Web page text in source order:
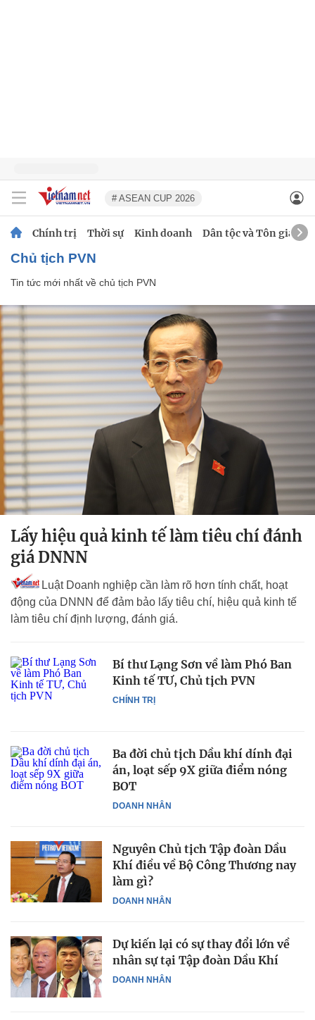
# ASEAN CUP 2026
Chính trị Thời sự Kinh doanh Dân tộc và Tôn giáo
chủ tịch PVN
Tin tức mới nhất về chủ tịch PVN
Lấy hiệu quả kinh tế làm tiêu chí đánh
giá DNNN
Luật Doanh nghiệp cần làm rõ hơn tính chất, hoạt
động của DNNN để đảm bảo lấy tiêu chí, hiệu quả kinh tế
làm tiêu chí định lượng, đánh giá.
CHÍNH TRỊ
Bí thư Lạng Sơn về làm Phó Ban
Kinh tế TƯ, Chủ tịch PVN
DOANH NHÂN
Ba đời chủ tịch Dầu khí dính đại
án, loạt sếp 9X giữa điểm nóng
BOT
DOANH NHÂN
Nguyên Chủ tịch Tập đoàn Dầu
Khí điều về Bộ Công Thương nay
làm gì?
DOANH NHÂN
Dự kiến lại có sự thay đổi lớn về
nhân sự tại Tập đoàn Dầu Khí